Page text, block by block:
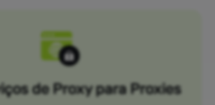
de Proxy para Proxies